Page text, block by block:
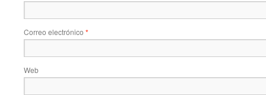
Correo electrónico *
Web